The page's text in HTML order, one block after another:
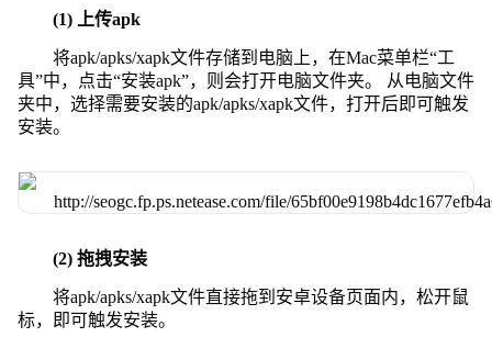
(1) 上传apk
将apk/apks/xapk文件存储到电脑上，在Mac菜单栏“工
具”中，点击“安装apk”，则会打开电脑文件夹。 从电脑文件
夹中，选择需要安装的apk/apks/xapk文件，打开后即可触发
安装。
(2) 拖拽安装
将apk/apks/xapk文件直接拖到安卓设备页面内，松开鼠
标，即可触发安装。